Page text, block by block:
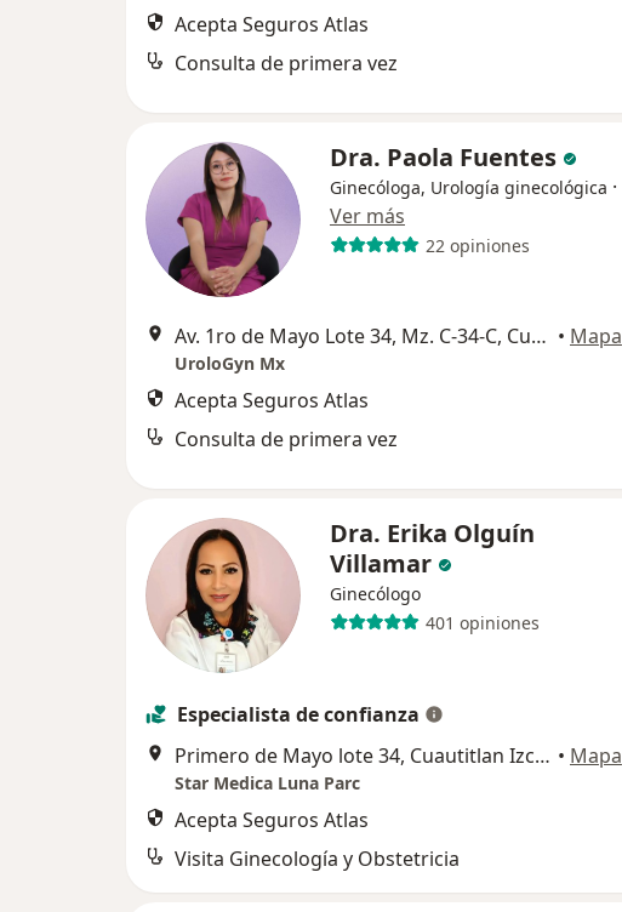
Acepta Seguros Atlas
Consulta de primera vez
Dra. Paola Fuentes
Ginecóloga, Urología ginecológica ·
Ver más
22 opiniones
Av. 1ro de Mayo Lote 34, Mz. C-34-C, Cuautitlan Izcalli • Mapa
UroloGyn Mx
Acepta Seguros Atlas
Consulta de primera vez
Dra. Erika Olguín
Villamar
Ginecólogo
401 opiniones
Especialista de confianza
Primero de Mayo lote 34, Cuautitlan Izcalli • Mapa
Star Medica Luna Parc
Acepta Seguros Atlas
Visita Ginecología y Obstetricia